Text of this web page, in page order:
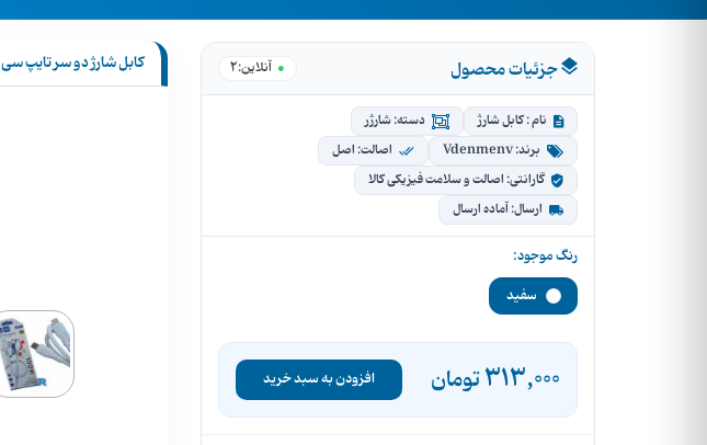
کابل شارژ دو سر تایپ سی 100 وات سوپرفست Vdenmenv مدل D86C جزئیات محصول آنلاین:2
نام : کابل شارژ
دسته: شارژر
برند: Vdenmenv
اصالت: اصل
گارانتی: اصالت و سلامت فیزیکی کالا
ارسال: آماده ارسال
رنگ موجود:
سفید
313,000تومان افزودن به سبد خرید